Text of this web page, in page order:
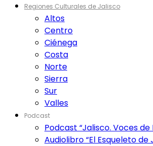
Regiones Culturales de Jalisco
Altos
Centro
Ciénega
Costa
Norte
Sierra
Sur
Valles
Podcast
Podcast “Jalisco. Voces de
Audiolibro “El Esqueleto de